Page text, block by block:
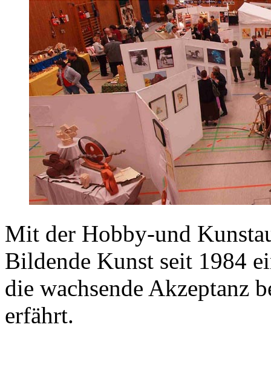
Mit der Hobby-und
Bildende Kunst seit 1984
die wachsende Akzeptanz
erfährt.